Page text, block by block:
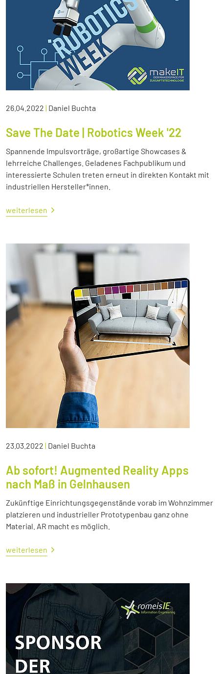
26.04.2022 | Daniel Buchta
Save The Date | Robotics Week '22
Spannende Impulsvorträge, großartige Showcases &
lehrreiche Challenges. Geladenes Fachpublikum und
interessierte Schulen treten erneut in direkten Kontakt mit
industriellen Hersteller*innen.
weiterlesen
23.03.2022 | Daniel Buchta
Ab sofort! Augmented Reality Apps
nach Maß in Gelnhausen
Zukünftige Einrichtungsgegenstände vorab im Wohnzimmer
platzieren und industrieller Prototypenbau ganz ohne
Material. AR macht es möglich.
weiterlesen